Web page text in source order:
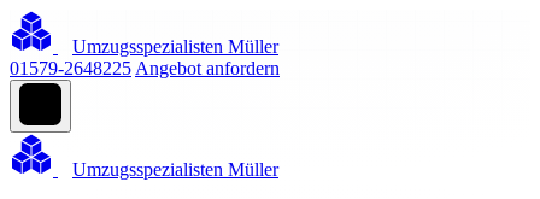
Umzugsspezialisten Müller
01579-2648225 Angebot anfordern
Umzugsspezialisten Müller